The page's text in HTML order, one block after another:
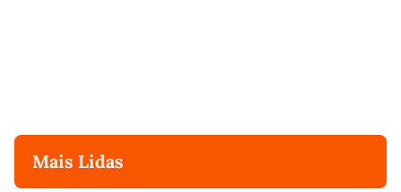
Mais Lidas